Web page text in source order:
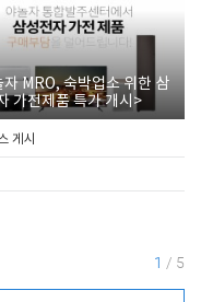
자 MRO, 숙박업소 위한 삼
가전제품 특가 개시>
게시
1 / 5